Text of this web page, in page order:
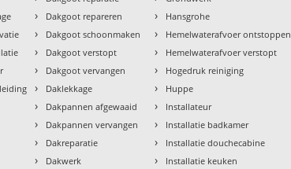
› Dakgoot repareren
› Dakgoot schoonmaken
› Dakgoot verstopt
› Dakgoot vervangen
› Daklekkage
› Dakpannen afgewaaid
› Dakpannen vervangen
› Dakreparatie
› Dakwerk
› Hansgrohe
› Hemelwaterafvoer ontstoppen
› Hemelwaterafvoer verstopt
› Hogedruk reiniging
› Huppe
› Installateur
› Installatie badkamer
› Installatie douchecabine
› Installatie keuken